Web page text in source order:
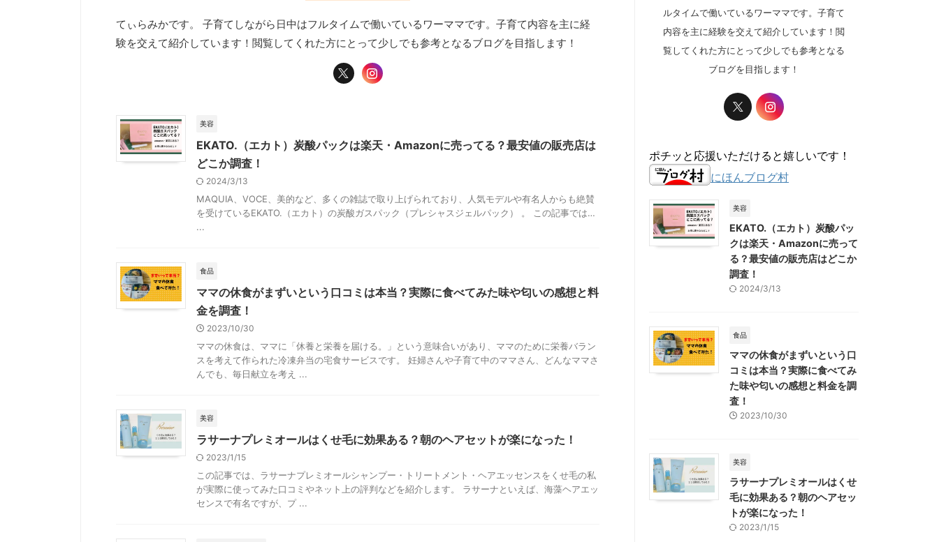
てぃらみかです。 子育てしながら日中はフルタイムで働いているワーママです。子育て内容を主に経
験を交えて紹介しています！閲覧してくれた方にとって少しでも参考となるブログを目指します！
美容
EKATO.（エカト）炭酸パックは楽天・Amazonに売ってる？最安値の販売店は
どこか調査！
2024/3/13
MAQUIA、VOCE、美的など、多くの雑誌で取り上げられており、人気モデルや有名人からも絶賛
を受けているEKATO.（エカト）の炭酸ガスパック（プレシャスジェルパック） 。 この記事では…
...
食品
ママの休食がまずいという口コミは本当？実際に食べてみた味や匂いの感想と料
金を調査！
2023/10/30
ママの休食は、ママに「休養と栄養を届ける。」という意味合いがあり、ママのために栄養バラン
スを考えて作られた冷凍弁当の宅食サービスです。 妊婦さんや子育て中のママさん、どんなママさ
んでも、毎日献立を考え ...
美容
ラサーナプレミオールはくせ毛に効果ある？朝のヘアセットが楽になった！
2023/1/15
この記事では、ラサーナプレミオールシャンプー・トリートメント・ヘアエッセンスをくせ毛の私
が実際に使ってみた口コミやネット上の評判などを紹介します。 ラサーナといえば、海藻ヘアエッ
センスで有名ですが、プ ...
ルタイムで働いているワーママです。子育て
内容を主に経験を交えて紹介しています！閲
覧してくれた方にとって少しでも参考となる
ブログを目指します！
ポチッと応援いただけると嬉しいです！
にほんブログ村
美容
EKATO.（エカト）炭酸パッ
クは楽天・Amazonに売って
る？最安値の販売店はどこか
調査！
2024/3/13
食品
ママの休食がまずいという口
コミは本当？実際に食べてみ
た味や匂いの感想と料金を調
査！
2023/10/30
美容
ラサーナプレミオールはくせ
毛に効果ある？朝のヘアセッ
トが楽になった！
2023/1/15